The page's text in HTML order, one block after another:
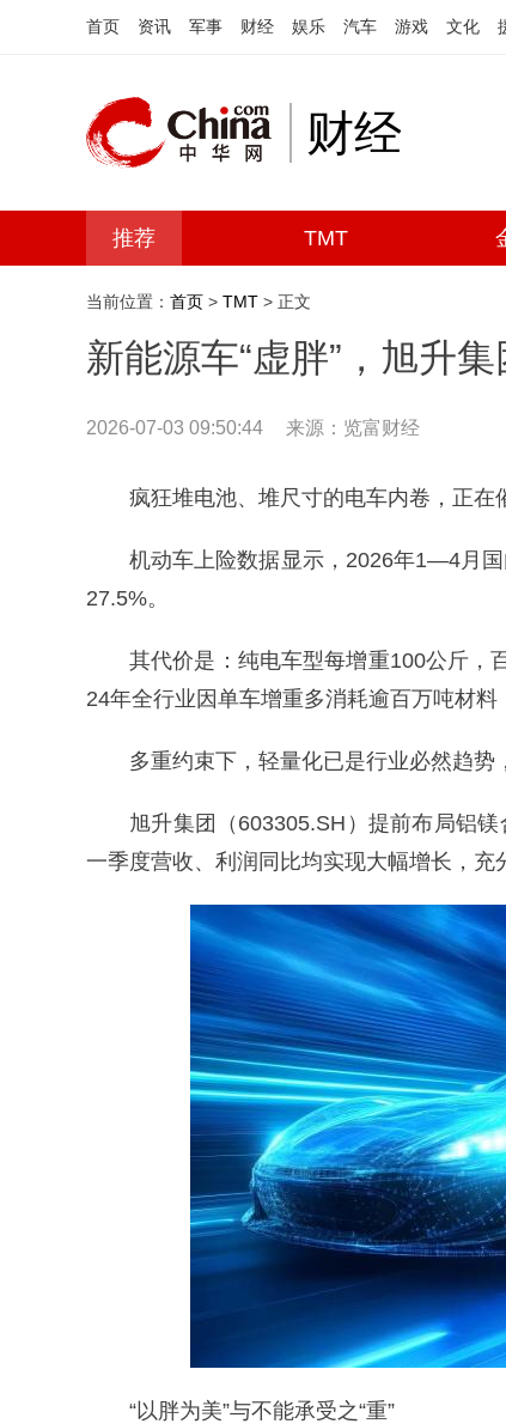
首页 资讯 军事 财经 娱乐 汽车 游戏 文化
财经
推荐 TMT
当前位置： 首页 > TMT > 正文
新能源车“虚胖”，旭升集
2026-07-03 09:50:44 来源：览富财经
疯狂堆电池、堆尺寸的电车内卷，正在
机动车上险数据显示，2026年1—4月
27.5%。
其代价是：纯电车型每增重100公斤
24年全行业因单车增重多消耗逾百万吨材料
多重约束下，轻量化已是行业必然趋势
旭升集团（603305.SH）提前布局铝
一季度营收、利润同比均实现大幅增长，充
“以胖为美”与不能承受之“重”